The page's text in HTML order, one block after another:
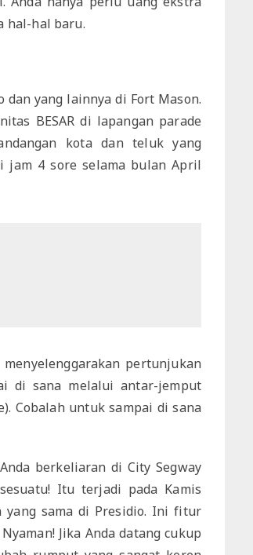
hal-hal baru.
yang lainnya di Fort Mason.
BESAR di lapangan parade
kota dan teluk yang
jam 4 sore selama bulan April
pertunjukan
di sana melalui antar-jemput
Cobalah untuk sampai di sana
berkeliaran di City Segway
Itu terjadi pada Kamis
yang sama di Presidio. Ini fitur
Jika Anda datang cukup